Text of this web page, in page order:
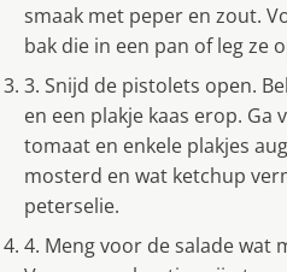
smaak met peper en zout.
bak die in een pan of leg ze
3. Snijd de pistolets open.
en een plakje kaas erop. Ga
tomaat en enkele plakjes
mosterd en wat ketchup
peterselie.
4. Meng voor de salade